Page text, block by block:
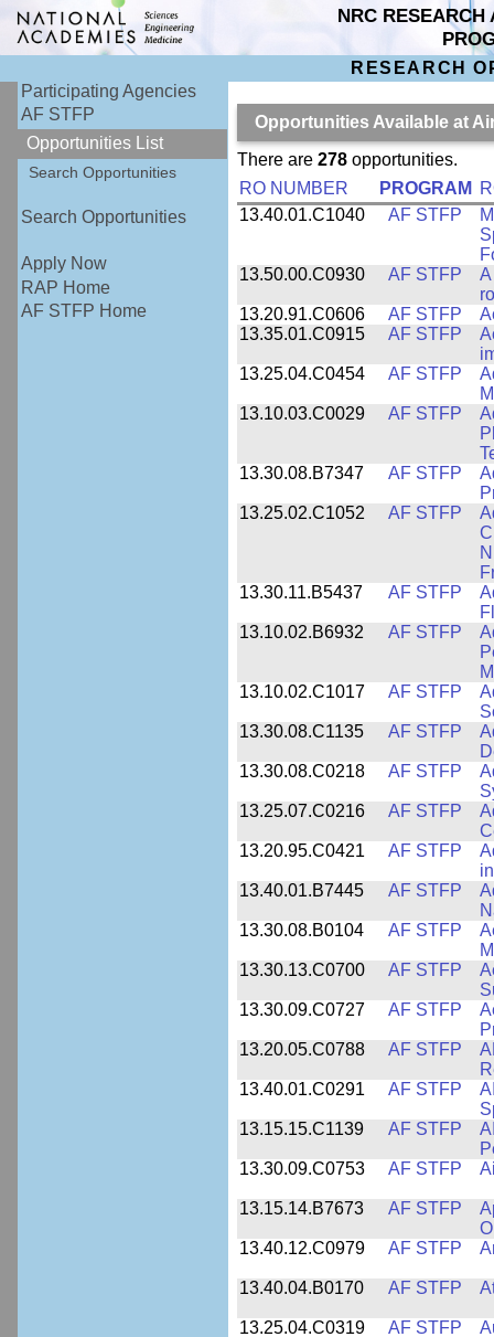
NRC RESEARCH
RESEARCH
Participating Agencies
AF STFP
Opportunities List
Search Opportunities
Search Opportunities
Apply Now
RAP Home
AF STFP Home
Opportunities Available at
There are 278opportunities.
RO NUMBER
PROGRAM
13.40.01.C1040
AF STFP
13.50.00.C0930
AF STFP
13.20.91.C0606
AF STFP
13.35.01.C0915
AF STFP
13.25.04.C0454
AF STFP
13.10.03.C0029
AF STFP
13.30.08.B7347
AF STFP
13.25.02.C1052
AF STFP
13.30.11.B5437
AF STFP
13.10.02.B6932
AF STFP
13.10.02.C1017
AF STFP
13.30.08.C1135
AF STFP
13.30.08.C0218
AF STFP
13.25.07.C0216
AF STFP
13.20.95.C0421
AF STFP
13.40.01.B7445
AF STFP
13.30.08.B0104
AF STFP
13.30.13.C0700
AF STFP
13.30.09.C0727
AF STFP
13.20.05.C0788
AF STFP
13.40.01.C0291
AF STFP
13.15.15.C1139
AF STFP
13.30.09.C0753
AF STFP
13.15.14.B7673 AF STFP
13.40.12.C0979
AF STFP
13.40.04.B0170 AF STFP
13.25.04.C0319 AF STFP